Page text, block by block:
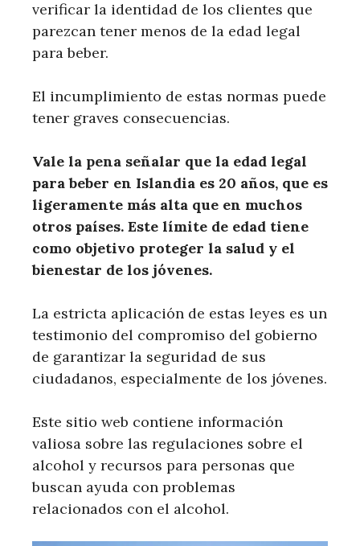
verificar la identidad de los clientes que
parezcan tener menos de la edad legal
para beber.
El incumplimiento de estas normas puede
tener graves consecuencias.
Vale la pena señalar que la edad legal
para beber en Islandia es 20 años, que es
ligeramente más alta que en muchos
otros países. Este límite de edad tiene
como objetivo proteger la salud y el
bienestar de los jóvenes.
La estricta aplicación de estas leyes es un
testimonio del compromiso del gobierno
de garantizar la seguridad de sus
ciudadanos, especialmente de los jóvenes.
Este sitio web contiene información
valiosa sobre las regulaciones sobre el
alcohol y recursos para personas que
buscan ayuda con problemas
relacionados con el alcohol.